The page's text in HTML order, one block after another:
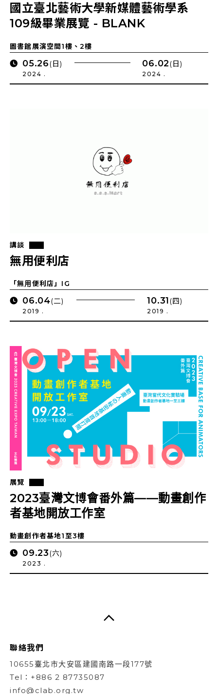
國立臺北藝術大學新媒體藝術學系
109級畢業展覽 - BLANK
圖書館展演空間1樓、2樓
05.26(日)
2024 .
06.02(日)
2024 .
講談
無用便利店
「無用便利店」IG
06.04(二)
2019 .
10.31(四)
2019 .
展覽
2023臺灣文博會番外篇——動畫創作
者基地開放工作室
動畫創作者基地1至3樓
09.23(六)
2023 .
聯絡我們
10655臺北市大安區建國南路一段177號
Tel：+886 2 87735087
info@clab.org.tw